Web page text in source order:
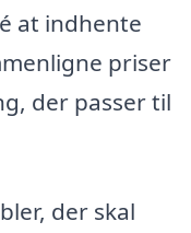
at indhente
priser
der passer til
der skal